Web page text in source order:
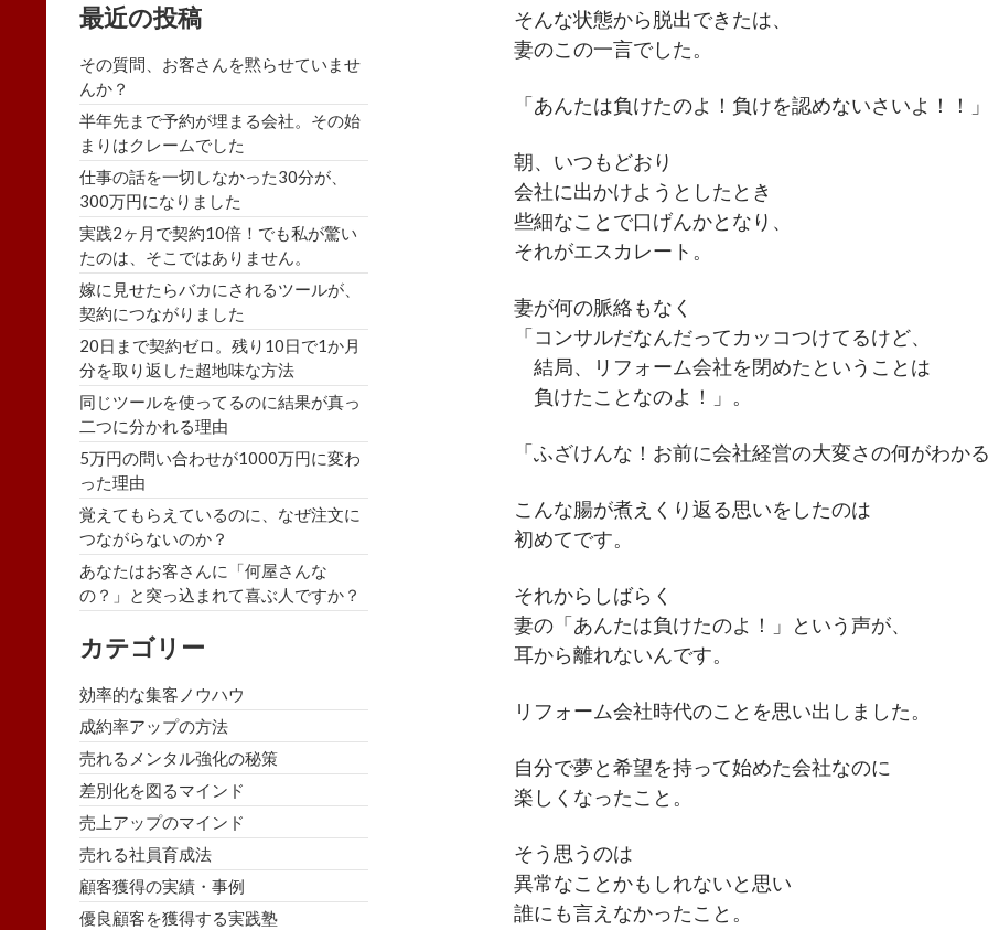
そんな状態から脱出できたは、
妻のこの一言でした。
「あんたは負けたのよ！負けを認めないさいよ！！
朝、いつもどおり
会社に出かけようとしたとき
些細なことで口げんかとなり、
それがエスカレート。
妻が何の脈絡もなく
「コンサルだなんだってカッコつけてるけど、
結局、リフォーム会社を閉めたということは
負けたことなのよ！」。
「ふざけんな！お前に会社経営の大変さの何がわか
こんな腸が煮えくり返る思いをしたのは
初めてです。
それからしばらく
妻の「あんたは負けたのよ！」という声が、
耳から離れないんです。
リフォーム会社時代のことを思い出しました。
自分で夢と希望を持って始めた会社なのに
楽しくなったこと。
そう思うのは
異常なことかもしれないと思い
誰にも言えなかったこと。
最近の投稿
その質問、お客さんを黙らせていませ
んか？
半年先まで予約が埋まる会社。その始
まりはクレームでした
仕事の話を一切しなかった30分が、
300万円になりました
実践2ヶ月で契約10倍！でも私が驚い
たのは、そこではありません。
嫁に見せたらバカにされるツールが、
契約につながりました
20日まで契約ゼロ。残り10日で1か月
分を取り返した超地味な方法
同じツールを使ってるのに結果が真っ
二つに分かれる理由
5万円の問い合わせが1000万円に変わ
った理由
覚えてもらえているのに、なぜ注文に
つながらないのか？
あなたはお客さんに「何屋さんな
の？」と突っ込まれて喜ぶ人ですか？
カテゴリー
効率的な集客ノウハウ
成約率アップの方法
売れるメンタル強化の秘策
差別化を図るマインド
売上アップのマインド
売れる社員育成法
顧客獲得の実績・事例
優良顧客を獲得する実践塾